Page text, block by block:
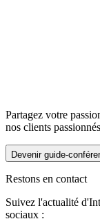
Partagez votre
nos clients
Devenir guide-
Restons en contact
Suivez l'actualité
sociaux :